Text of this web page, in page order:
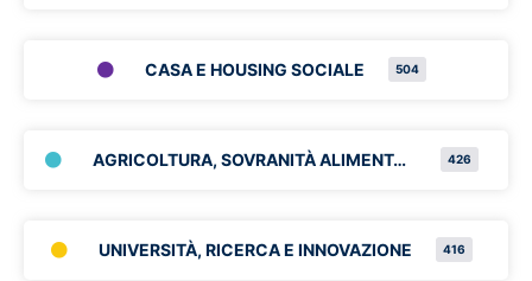
CASA E HOUSING SOCIALE 504
AGRICOLTURA, SOVRANITÀ ALIMENTARE E FORESTE 426
UNIVERSITÀ, RICERCA E INNOVAZIONE 416